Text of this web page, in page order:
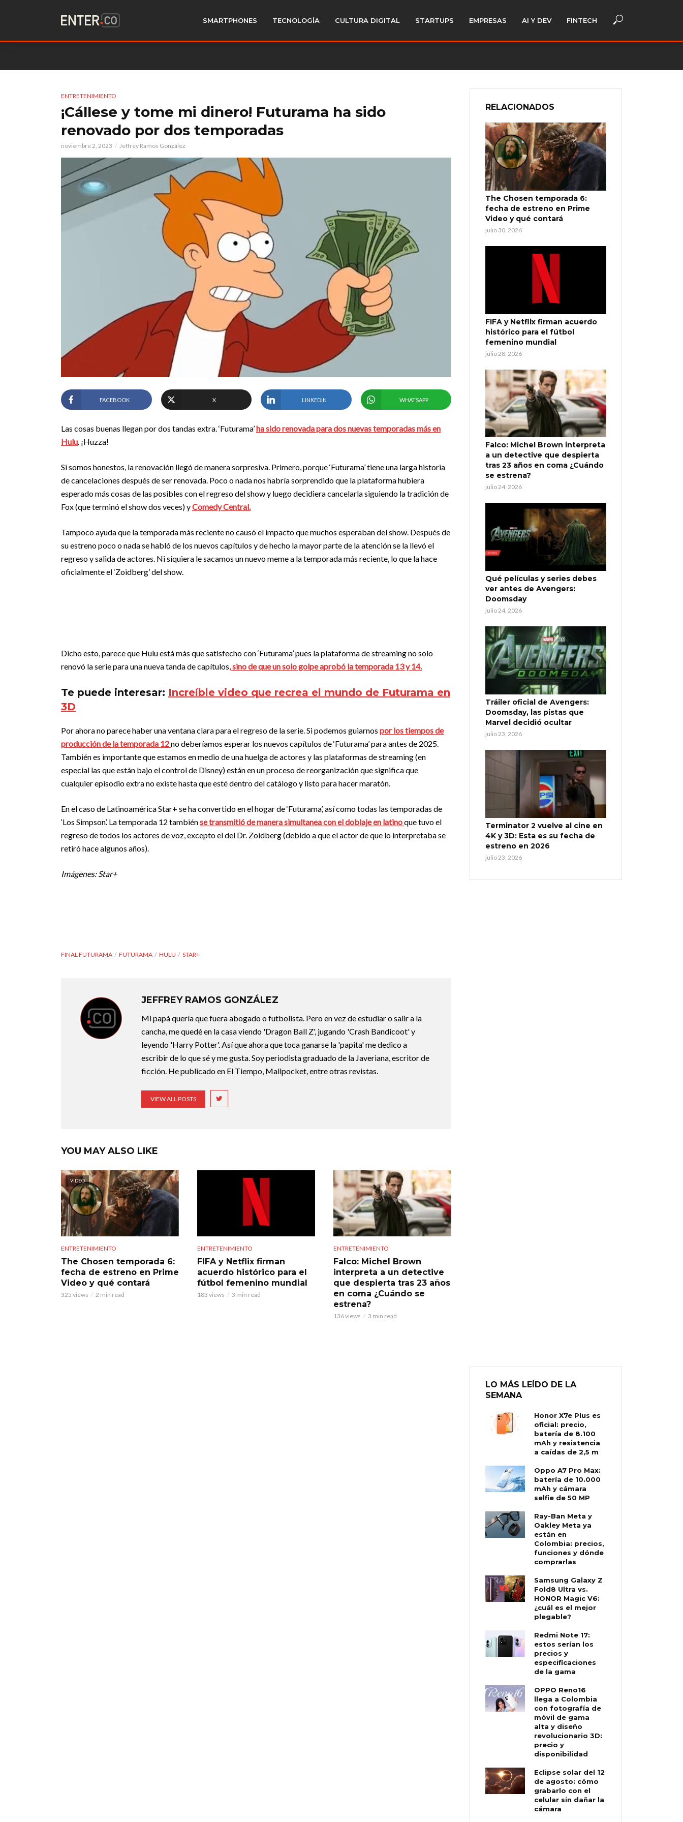
SMARTPHONES TECNOLOGÍA CULTURA DIGITAL STARTUPS EMPRESAS AI Y DEV FINTECH
ENTRETENIMIENTO
¡Cállese y tome mi dinero! Futurama ha sido
renovado por dos temporadas
noviembre 2, 2023 Jeffrey Ramos González
FACEBOOK X LINKEDIN WHATSAPP
Las cosas buenas llegan por dos tandas extra. ‘Futurama’ha sido renovada para dos nuevas temporadas más en
Hulu. ¡Huzza!
Si somos honestos, la renovación llegó de manera sorpresiva. Primero, porque ‘Futurama’ tiene una larga historia
de cancelaciones después de ser renovada. Poco o nada nos habría sorprendido que la plataforma hubiera
esperado más cosas de las posibles con el regreso del show y luego decidiera cancelarla siguiendo la tradición de
Fox (que terminó el show dos veces) yComedy Central.
Tampoco ayuda que la temporada más reciente no causó el impacto que muchos esperaban del show. Después de
su estreno poco o nada se habló de los nuevos capítulos y de hecho la mayor parte de la atención se la llevó el
regreso y salida de actores. Ni siquiera le sacamos un nuevo meme a la temporada más reciente, lo que la hace
oficialmente el ‘Zoidberg’ del show.
Dicho esto, parece que Hulu está más que satisfecho con ‘Futurama’ pues la plataforma de streaming no solo
renovó la serie para una nueva tanda de capítulos, sino de que un solo golpe aprobó la temporada 13 y 14.
Te puede interesar: Increíble video que recrea el mundo de Futurama en
3D
Por ahora no parece haber una ventana clara para el regreso de la serie. Si podemos guiarnos por los tiempos de
producción de la temporada 12no deberíamos esperar los nuevos capítulos de ‘Futurama’ para antes de 2025.
También es importante que estamos en medio de una huelga de actores y las plataformas de streaming (en
especial las que están bajo el control de Disney) están en un proceso de reorganización que significa que
cualquier episodio extra no existe hasta que esté dentro del catálogo y listo para hacer maratón.
En el caso de Latinoamérica Star+ se ha convertido en el hogar de ‘Futurama’, así como todas las temporadas de
‘Los Simpson’. La temporada 12 tambiénse transmitió de manera simultanea con el doblaje en latinoque tuvo el
regreso de todos los actores de voz, excepto el del Dr. Zoidberg (debido a que el actor de que lo interpretaba se
retiró hace algunos años).
Imágenes: Star+
FINAL FUTURAMA FUTURAMA HULU STAR+
JEFFREY RAMOS GONZÁLEZ
Mi papá quería que fuera abogado o futbolista. Pero en vez de estudiar o salir a la
cancha, me quedé en la casa viendo 'Dragon Ball Z', jugando 'Crash Bandicoot' y
leyendo 'Harry Potter'. Así que ahora que toca ganarse la 'papita' me dedico a
escribir de lo que sé y me gusta. Soy periodista graduado de la Javeriana, escritor de
ficción. He publicado en El Tiempo, Mallpocket, entre otras revistas.
VIEW ALL POSTS
YOU MAY ALSO LIKE
VIDEO
ENTRETENIMIENTO
The Chosen temporada 6:
fecha de estreno en Prime
Video y qué contará
325 views 2 min read
ENTRETENIMIENTO
FIFA y Netflix firman
acuerdo histórico para el
fútbol femenino mundial
183 views 3 min read
ENTRETENIMIENTO
Falco: Michel Brown
interpreta a un detective
que despierta tras 23 años
en coma ¿Cuándo se
estrena?
136 views 3 min read
RELACIONADOS
The Chosen temporada 6:
fecha de estreno en Prime
Video y qué contará
julio 30, 2026
FIFA y Netflix firman acuerdo
histórico para el fútbol
femenino mundial
julio 28, 2026
Falco: Michel Brown interpreta
a un detective que despierta
tras 23 años en coma ¿Cuándo
se estrena?
julio 24, 2026
Qué películas y series debes
ver antes de Avengers:
Doomsday
julio 24, 2026
Tráiler oficial de Avengers:
Doomsday, las pistas que
Marvel decidió ocultar
julio 23, 2026
Terminator 2 vuelve al cine en
4K y 3D: Esta es su fecha de
estreno en 2026
julio 23, 2026
LO MÁS LEÍDO DE LA
SEMANA
Honor X7e Plus es
oficial: precio,
batería de 8.100
mAh y resistencia
a caídas de 2,5 m
Oppo A7 Pro Max:
batería de 10.000
mAh y cámara
selfie de 50 MP
Ray-Ban Meta y
Oakley Meta ya
están en
Colombia: precios,
funciones y dónde
comprarlas
Samsung Galaxy Z
Fold8 Ultra vs.
HONOR Magic V6:
¿cuál es el mejor
plegable?
Redmi Note 17:
estos serían los
precios y
especificaciones
de la gama
OPPO Reno16
llega a Colombia
con fotografía de
móvil de gama
alta y diseño
revolucionario 3D:
precio y
disponibilidad
Eclipse solar del 12
de agosto: cómo
grabarlo con el
celular sin dañar la
cámara